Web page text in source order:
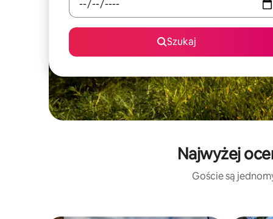
Szukaj
Najwyżej
Goście są